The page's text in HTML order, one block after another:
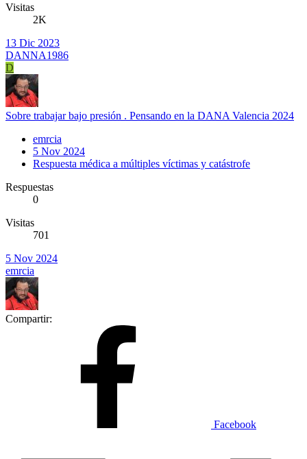
Visitas
2K
13 Dic 2023
DANNA1986
D
Sobre trabajar bajo presión . Pensando en la DANA Valencia 2024
emrcia
5 Nov 2024
Respuesta médica a múltiples víctimas y catástrofe
Respuestas
0
Visitas
701
5 Nov 2024
emrcia
Compartir:
Facebook